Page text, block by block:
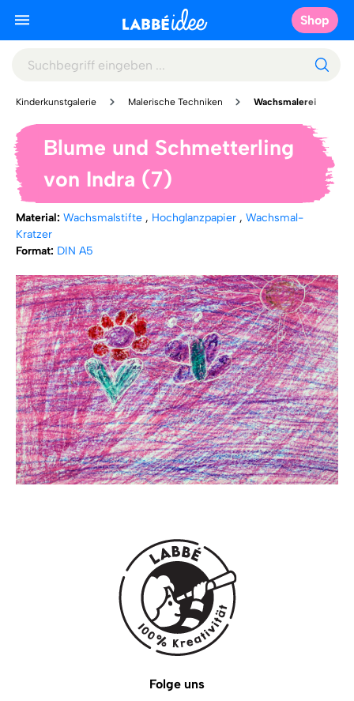
Shop
Kinderkunstgalerie Malerische Techniken Wachsmalerei
Blume und Schmetterling
von Indra (7)
Material: Wachsmalstifte , Hochglanzpapier , Wachsmal-
Kratzer
Format: DIN A5
Folge uns